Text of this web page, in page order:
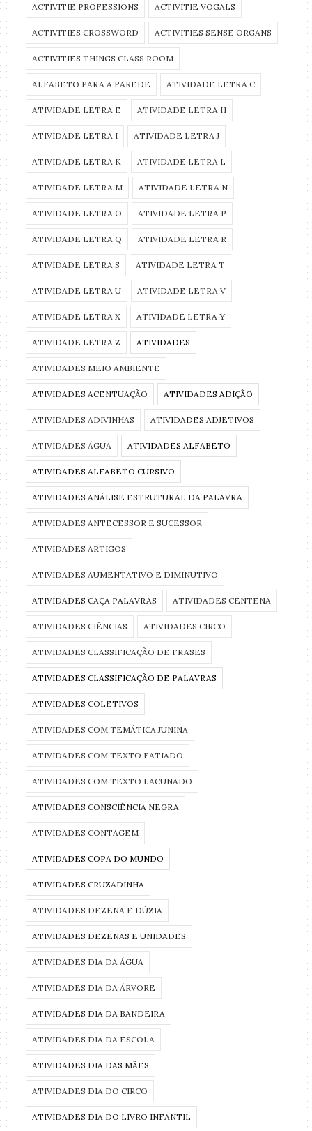
ACTIVITIE PROFESSIONS ACTIVITIE VOGALS
ACTIVITIES CROSSWORD ACTIVITIES SENSE ORGANS
ACTIVITIES THINGS CLASS ROOM
ALFABETO PARA A PAREDE ATIVIDADE LETRA C
ATIVIDADE LETRA E ATIVIDADE LETRA H
ATIVIDADE LETRA I ATIVIDADE LETRA J
ATIVIDADE LETRA K ATIVIDADE LETRA L
ATIVIDADE LETRA M ATIVIDADE LETRA N
ATIVIDADE LETRA O ATIVIDADE LETRA P
ATIVIDADE LETRA Q ATIVIDADE LETRA R
ATIVIDADE LETRA S ATIVIDADE LETRA T
ATIVIDADE LETRA U ATIVIDADE LETRA V
ATIVIDADE LETRA X ATIVIDADE LETRA Y
ATIVIDADE LETRA Z ATIVIDADES
ATIVIDADES MEIO AMBIENTE
ATIVIDADES ACENTUAÇÃO ATIVIDADES ADIÇÃO
ATIVIDADES ADIVINHAS ATIVIDADES ADJETIVOS
ATIVIDADES ÁGUA ATIVIDADES ALFABETO
ATIVIDADES ALFABETO CURSIVO
ATIVIDADES ANÁLISE ESTRUTURAL DA PALAVRA
ATIVIDADES ANTECESSOR E SUCESSOR
ATIVIDADES ARTIGOS
ATIVIDADES AUMENTATIVO E DIMINUTIVO
ATIVIDADES CAÇA PALAVRAS ATIVIDADES CENTENA
ATIVIDADES CIÊNCIAS ATIVIDADES CIRCO
ATIVIDADES CLASSIFICAÇÃO DE FRASES
ATIVIDADES CLASSIFICAÇÃO DE PALAVRAS
ATIVIDADES COLETIVOS
ATIVIDADES COM TEMÁTICA JUNINA
ATIVIDADES COM TEXTO FATIADO
ATIVIDADES COM TEXTO LACUNADO
ATIVIDADES CONSCIÊNCIA NEGRA
ATIVIDADES CONTAGEM
ATIVIDADES COPA DO MUNDO
ATIVIDADES CRUZADINHA
ATIVIDADES DEZENA E DÚZIA
ATIVIDADES DEZENAS E UNIDADES
ATIVIDADES DIA DA ÁGUA
ATIVIDADES DIA DA ÁRVORE
ATIVIDADES DIA DA BANDEIRA
ATIVIDADES DIA DA ESCOLA
ATIVIDADES DIA DAS MÃES
ATIVIDADES DIA DO CIRCO
ATIVIDADES DIA DO LIVRO INFANTIL